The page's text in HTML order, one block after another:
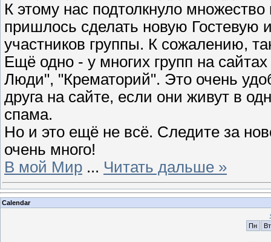
К этому нас подтолкнуло
пришлось сделать новую Гостевую
участников группы. К сожалению,
Ещё одно - у многих групп на
Люди", "Крематорий". Это очень
друга на сайте, если они живут в
спама.
Но и это ещё не всё. Следите за
очень много!
В мой Мир ... Читать дальше »
Calendar
Пн
Вт